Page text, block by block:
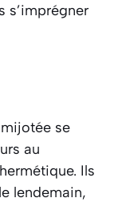
s’imprégner
se
au
Ils
lendemain,